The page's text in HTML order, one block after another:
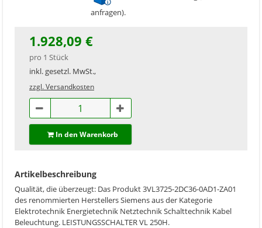
anfragen).
1.928,09 €
pro 1 Stück
inkl. gesetzl. MwSt.,
zzgl. Versandkosten
In den Warenkorb
Artikelbeschreibung
Qualität, die überzeugt: Das Produkt 3VL3725-2DC36-0AD1-ZA01
des renommierten Herstellers Siemens aus der Kategorie
Elektrotechnik Energietechnik Netztechnik Schalttechnik Kabel
Beleuchtung. LEISTUNGSSCHALTER VL 250H.